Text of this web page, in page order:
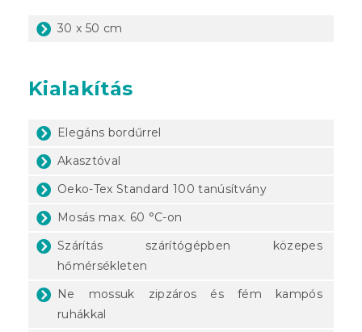
30 x 50 cm
Kialakítás
Elegáns bordűrrel
Akasztóval
Oeko-Tex Standard 100 tanúsítvány
Mosás max. 60 °C-on
Szárítás szárítógépben közepes
hőmérsékleten
Ne mossuk zipzáros és fém kampós
ruhákkal